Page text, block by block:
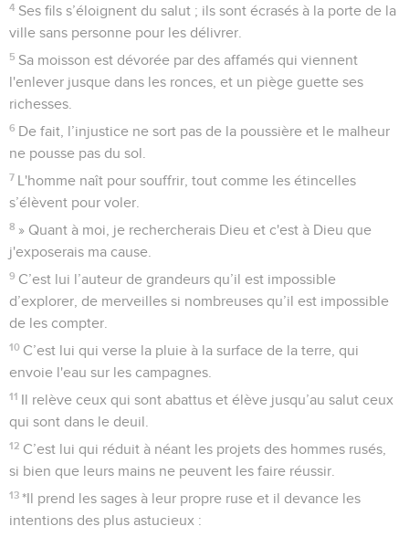
4 Ses fils s’éloignent du salut ; ils sont écrasés à la porte de la
ville sans personne pour les délivrer.
5 Sa moisson est dévorée par des affamés qui viennent
l'enlever jusque dans les ronces, et un piège guette ses
richesses.
6 De fait, l’injustice ne sort pas de la poussière et le malheur
ne pousse pas du sol.
7 L'homme naît pour souffrir, tout comme les étincelles
s’élèvent pour voler.
8 » Quant à moi, je rechercherais Dieu et c'est à Dieu que
j'exposerais ma cause.
9 C’est lui l’auteur de grandeurs qu’il est impossible
d’explorer, de merveilles si nombreuses qu’il est impossible
de les compter.
10 C’est lui qui verse la pluie à la surface de la terre, qui
envoie l'eau sur les campagnes.
11 Il relève ceux qui sont abattus et élève jusqu’au salut ceux
qui sont dans le deuil.
12 C’est lui qui réduit à néant les projets des hommes rusés,
si bien que leurs mains ne peuvent les faire réussir.
13 *Il prend les sages à leur propre ruse et il devance les
intentions des plus astucieux :